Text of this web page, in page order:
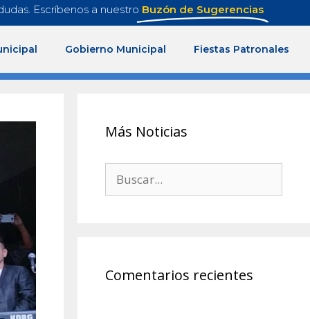
Escríbenos a nuestro Buzón de Sugerencias
Gobierno Municipal Fiestas Patronales
Más Noticias
Comentarios recientes